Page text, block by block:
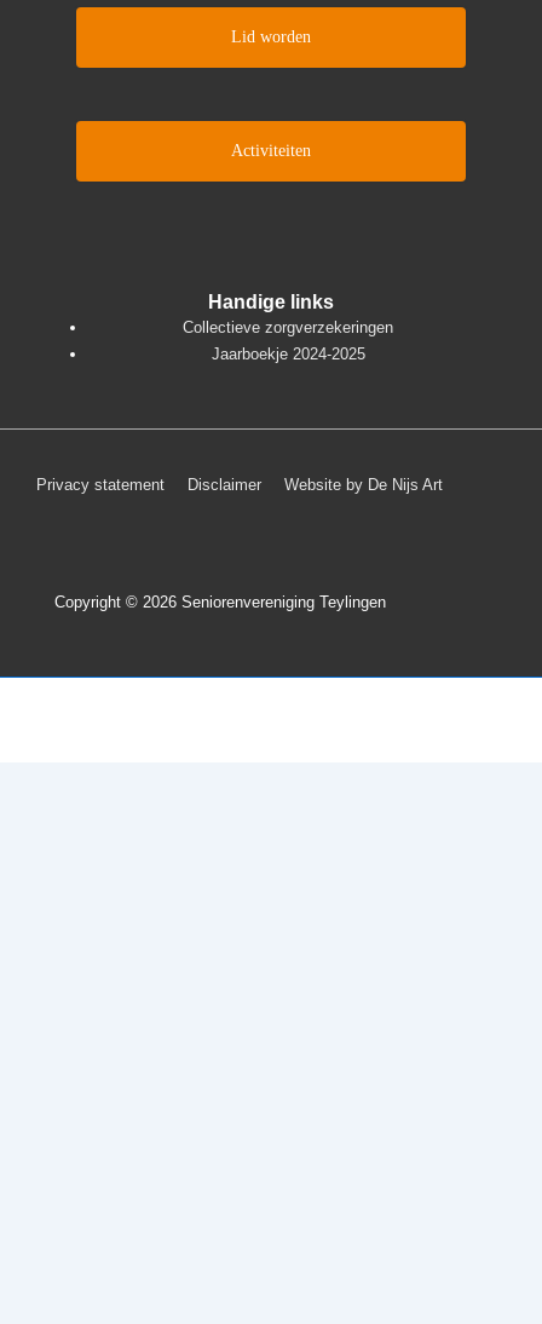
Lid worden
Activiteiten
Handige links
Collectieve zorgverzekeringen
Jaarboekje 2024-2025
Footer
Privacy statement Disclaimer Website by De Nijs Art
Copyright © 2026 Seniorenvereniging Teylingen